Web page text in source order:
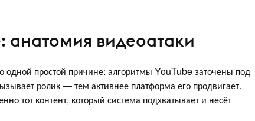
анатомия видеоатаки
одной простой причине: алгоритмы YouTube заточены под
ролик — тем активнее платформа его продвигает.
тот контент, который система подхватывает и несёт